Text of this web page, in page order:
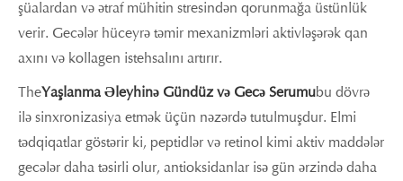
şüalardan və ətraf mühitin stresindən qorunmağa üstünlük
verir. Gecələr hüceyrə təmir mexanizmləri aktivləşərək qan
axını və kollagen istehsalını artırır.
TheYaşlanma Əleyhinə Gündüz və Gecə Serumubu dövrə
ilə sinxronizasiya etmək üçün nəzərdə tutulmuşdur. Elmi
tədqiqatlar göstərir ki, peptidlər və retinol kimi aktiv maddələr
gecələr daha təsirli olur, antioksidanlar isə gün ərzində daha